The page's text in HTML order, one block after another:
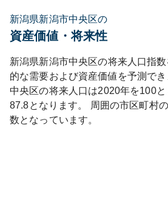
新潟県新潟市中央区の
資産価値・将来性
新潟県新潟市中央区の将来人口指
的な需要および資産価値を予測でき
中央区の将来人口は2020年を100
87.8となります。 周囲の市区町村の
数となっています。